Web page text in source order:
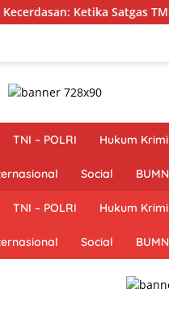
Satgas TMMD 129
TNI – POLRI Hukum
Social BUMN
TNI – POLRI Hukum
Social BUMN